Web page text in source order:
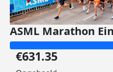
ASML Marathon
€631.35